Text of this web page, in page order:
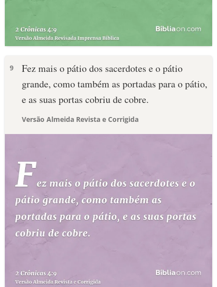
9
Fez mais o pátio dos sacerdotes e o pátio
grande, como também as portadas para o pátio,
e as suas portas cobriu de cobre.
Versão Almeida Revista e Corrigida